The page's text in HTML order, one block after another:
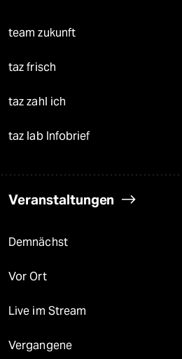
team zukunft
taz frisch
taz zahl ich
taz lab Infobrief
Veranstaltungen
Demnächst
Vor Ort
Live im Stream
Vergangene